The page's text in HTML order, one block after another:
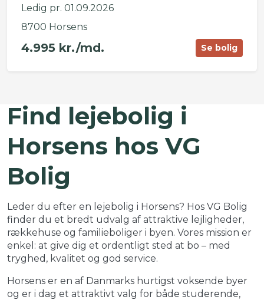
Ledig pr. 01.09.2026
8700 Horsens
4.995 kr./md. Se bolig
+
−
Find lejebolig i
Horsens hos VG
Bolig
Leder du efter en lejebolig i Horsens? Hos VG Bolig
finder du et bredt udvalg af attraktive lejligheder,
rækkehuse og familieboliger i byen. Vores mission er
enkel: at give dig et ordentligt sted at bo – med
tryghed, kvalitet og god service.
Horsens er en af Danmarks hurtigst voksende byer
og er i dag et attraktivt valg for både studerende,